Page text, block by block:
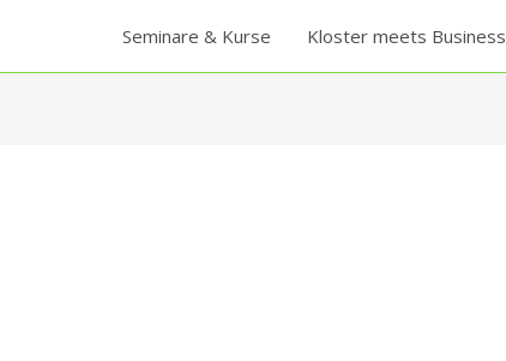
Seminare & Kurse Kloster meets Business